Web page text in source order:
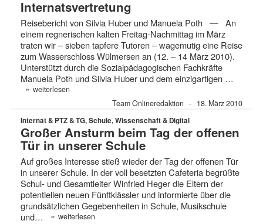
Internatsvertretung
Reisebericht von Silvia Huber und Manuela Poth — An
einem regnerischen kalten Freitag-Nachmittag im März
traten wir – sieben tapfere Tutoren – wagemutig eine Reise
zum Wasserschloss Wülmersen an (12. – 14 März 2010).
Unterstützt durch die Sozialpädagogischen Fachkräfte
Manuela Poth und Silvia Huber und dem einzigartigen …
» weiterlesen
Team Onlineredaktion
18. März 2010
Internat & PTZ & TG, Schule, Wissenschaft & Digital
Großer Ansturm beim Tag der offenen
Tür in unserer Schule
Auf großes Interesse stieß wieder der Tag der offenen Tür
in unserer Schule. In der voll besetzten Cafeteria begrüßte
Schul- und Gesamtleiter Winfried Heger die Eltern der
potentiellen neuen Fünftklässler und informierte über die
grundsätzlichen Gegebenheiten in Schule, Musikschule
und…
» weiterlesen